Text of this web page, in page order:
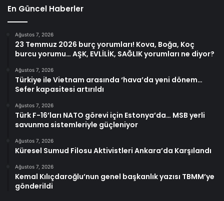
En Güncel Haberler
Ağustos 7, 2026
23 Temmuz 2026 burç yorumları! Kova, Boğa, Koç
burcu yorumu… AŞK, EVLİLİK, SAĞLIK yorumları ne diyor?
Ağustos 7, 2026
Türkiye ile Vietnam arasında ‘hava’da yeni dönem…
Sefer kapasitesi artırıldı
Ağustos 7, 2026
Türk F-16’ları NATO görevi için Estonya’da… MSB yerli
savunma sistemleriyle güçleniyor
Ağustos 7, 2026
Küresel Sumud Filosu Aktivistleri Ankara’da Karşılandı
Ağustos 7, 2026
Kemal Kılıçdaroğlu’nun genel başkanlık yazısı TBMM’ye
gönderildi